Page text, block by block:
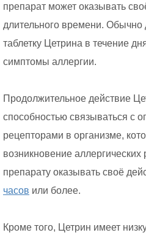
препарат может оказывать
длительного времени. Обычно
таблетку Цетрина в течение
симптомы аллергии.
Продолжительное действие
способностью связываться с
рецепторами в организме,
возникновение
препарату оказывать своё
часов или более.
Кроме того, Цетрин имеет